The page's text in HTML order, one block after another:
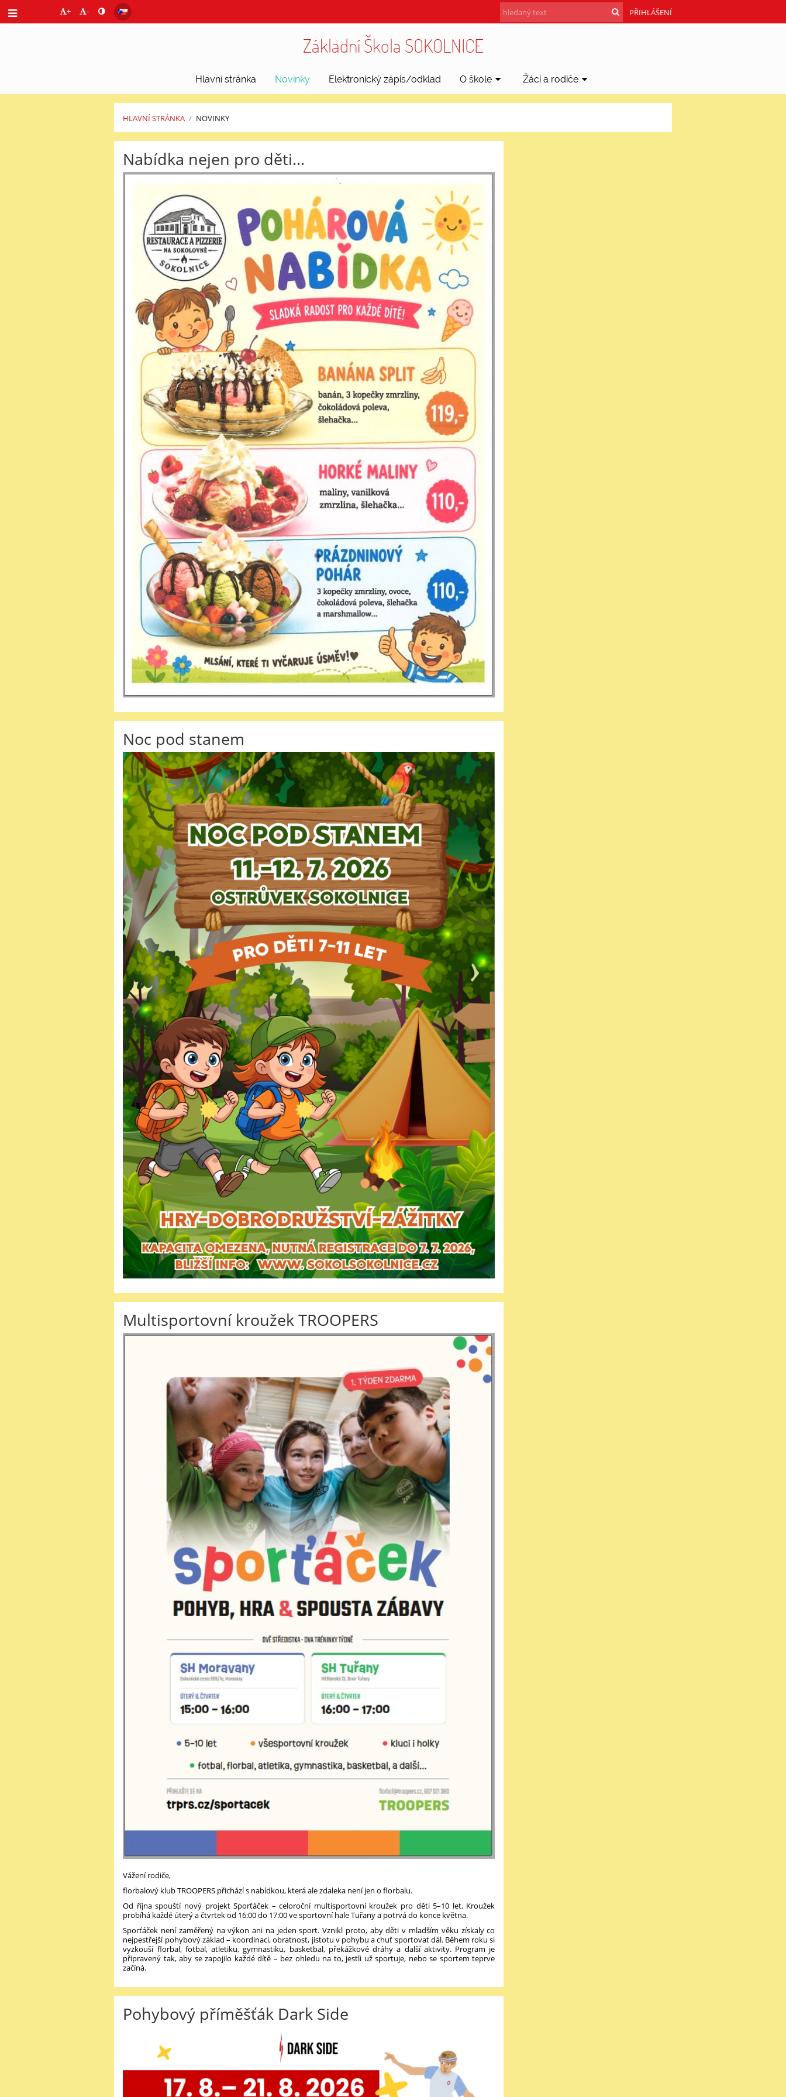
+ - PŘIHLÁŠENÍ
Základní Škola SOKOLNICE
Hlavní stránka Novinky Elektronický zápis/odklad O škole Žáci a rodiče
HLAVNÍ STRÁNKA / NOVINKY
Novinky
Nabídka nejen pro děti...
Noc pod stanem
Multisportovní kroužek TROOPERS
Vážení rodiče,
florbalový klub TROOPERS přichází s nabídkou, která ale zdaleka není jen o florbalu.
Od října spouští nový projekt Sporťáček – celoroční multisportovní kroužek pro děti 5–10 let. Kroužek
probíhá každé úterý a čtvrtek od 16:00 do 17:00 ve sportovní hale Tuřany a potrvá do konce května.
Sporťáček není zaměřený na výkon ani na jeden sport. Vznikl proto, aby děti v mladším věku získaly co
nejpestřejší pohybový základ – koordinaci, obratnost, jistotu v pohybu a chuť sportovat dál. Během roku si
vyzkouší florbal, fotbal, atletiku, gymnastiku, basketbal, překážkové dráhy a další aktivity. Program je
připravený tak, aby se zapojilo každé dítě – bez ohledu na to, jestli už sportuje, nebo se sportem teprve
začíná.
Pohybový příměšťák Dark Side